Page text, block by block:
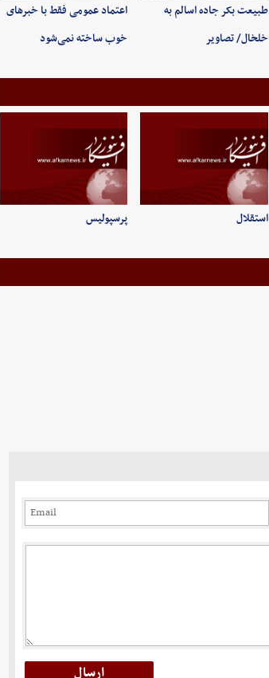
طبیعت بکر جاده اسالم به
خلخال/ تصاویر
اعتماد عمومی فقط با خبرهای
خوب ساخته نمی‌شود
استقلال پرسپولیس